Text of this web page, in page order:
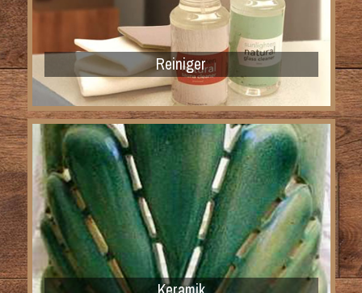
Reiniger